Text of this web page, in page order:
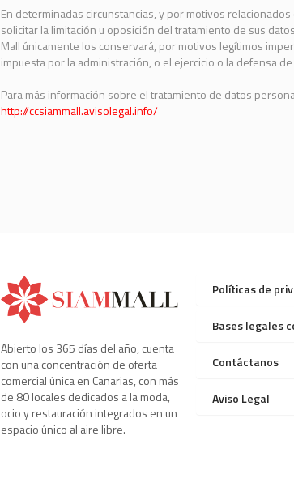
En determinadas circunstancias, y por motivos
solicitar la limitación u oposición del tratamiento de sus
Mall únicamente los conservará, por motivos legítimos
impuesta por la administración, o el ejercicio o la defensa
Para más información sobre el tratamiento de datos
http://ccsiammall.avisolegal.info/
Abierto los 365 días del año, cuenta
con una concentración de oferta
comercial única en Canarias, con más
de 80 locales dedicados a la moda,
ocio y restauración integrados en un
espacio único al aire libre.
Políticas de
Bases legales
Contáctanos
Aviso Legal